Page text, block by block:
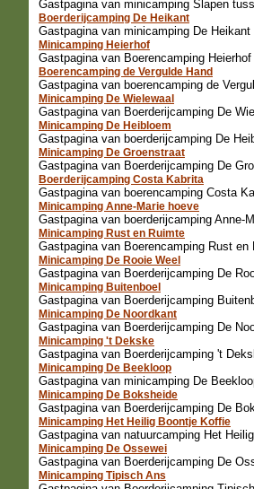
Gastpagina van minicamping Slapen
Boerderijcamping De Heikant
Gastpagina van minicamping De
Minicamping Heierhof
Gastpagina van Boerencamping
Boerencamping de Vergulde Hand
Gastpagina van boerencamping de
Minicamping De Wielewaal
Gastpagina van Boerderijcamping De
Minicamping De Heibloem
Gastpagina van boerderijcamping De
Minicamping De Groenstraat
Gastpagina van Boerderijcamping De
Boerderijcamping Costa Kabrita
Gastpagina van boerencamping Costa
Minicamping Anne-Marie hoeve
Gastpagina van boerderijcamping Anne-
Minicamping Rust en Ruimte
Gastpagina van Boerencamping Rust en
Minicamping De Rooie Weel
Gastpagina van Boerderijcamping De
Minicamping Buitenboel
Gastpagina van Boerderijcamping
Minicamping De Noordkant
Gastpagina van Boerderijcamping De
Minicamping 't Dekske
Gastpagina van Boerderijcamping 't
Minicamping De Beekloop
Gastpagina van minicamping De
Minicamping De Boksheide
Gastpagina van Boerderijcamping De
Minicamping Het Heilig Boontje Koffie
Gastpagina van natuurcamping Het
Minicamping De Ossewei
Gastpagina van Boerderijcamping De
Minicamping Tipisch Ans